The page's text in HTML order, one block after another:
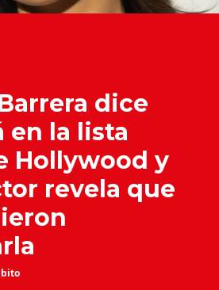
dice
en la lista
Hollywood y
revela que